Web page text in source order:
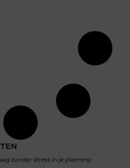
zonder stress in je planning